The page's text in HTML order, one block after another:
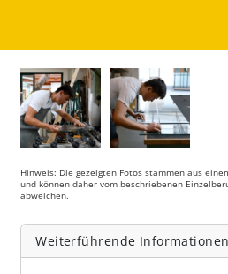
Hinweis: Die gezeigten Fotos stammen aus
und können daher vom beschriebenen
abweichen.
Weiterführende Informationen